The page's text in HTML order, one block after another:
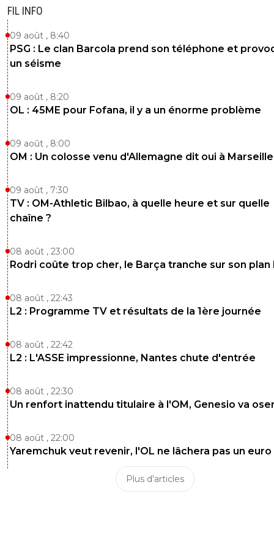
FIL INFO
09 août , 8:40
PSG : Le clan Barcola prend son téléphone et
un séisme
09 août , 8:20
OL : 45ME pour Fofana, il y a un énorme problème
09 août , 8:00
OM : Un colosse venu d'Allemagne dit oui à Marseille
09 août , 7:30
TV : OM-Athletic Bilbao, à quelle heure et sur quelle
chaîne ?
08 août , 23:00
Rodri coûte trop cher, le Barça tranche sur son plan
08 août , 22:43
L2 : Programme TV et résultats de la 1ère journée
08 août , 22:42
L2 : L'ASSE impressionne, Nantes chute d'entrée
08 août , 22:30
Un renfort inattendu titulaire à l'OM, Genesio va
08 août , 22:00
Yaremchuk veut revenir, l'OL ne lâchera pas un euro
Plus d'articles